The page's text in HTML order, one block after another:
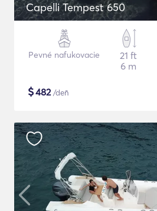
Capelli Tempest 650
Pevné nafukovacie
21 ft
6 m
$482/deň